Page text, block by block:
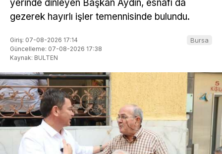
yerinde dinleyen Başkan Aydın, esnafı da
gezerek hayırlı işler temennisinde bulundu.
Giriş: 07-08-2026 17:14
Güncelleme: 07-08-2026 17:38
Kaynak: BULTEN
Bursa